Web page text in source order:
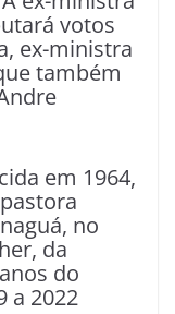
votos
ex-ministra
também
em 1964,
no
da
do
a 2022